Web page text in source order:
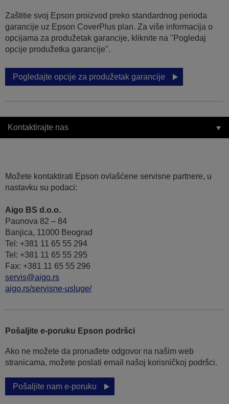
Zaštitie svoj Epson proizvod preko standardnog perioda
garancije uz Epson CoverPlus plan. Za više informacija o
opcijama za produžetak garancije, kliknite na "Pogledaj
opcije produžetka garancije".
Pogledajte opcije za produžetak garancije
Kontaktirajte nas
Možete kontaktirati Epson ovlašćene servisne partnere, u
nastavku su podaci:
Aigo BS d.o.o.
Paunova 82 – 84
Banjica, 11000 Beograd
Tel: +381 11 65 55 294
Tel: +381 11 65 55 295
Fax: +381 11 65 55 296
servis@aigo.rs
aigo.rs/servisne-usluge/
Pošaljite e-poruku Epson podršci
Ako ne možete da pronađete odgovor na našim web
stranicama, možete poslati email našoj korisničkoj podršci.
Pošaljite nam e-poruku